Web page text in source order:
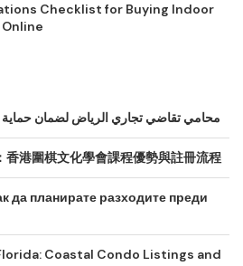
Checklist for Buying Indoor
محامي تقاضي تجاري الرياض لضمان حماية
香港圍棋文化學會課程優勢與註冊流程
да планирате разходите преди
Coastal Condo Listings and